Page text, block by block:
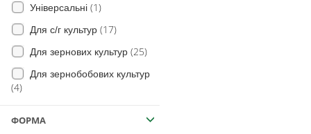
Овочі(18)
Яблуня(4)
для Винограду(12)
Томат(26)
Хміль
Універсальні (1)
Для с/г культур (17)
Для зернових культур (25)
Для зернобобових культур
(4)
ФОРМА